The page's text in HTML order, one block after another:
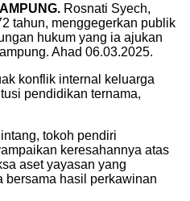
Rosnati Syech,
tahun, menggegerkan publik
hukum yang ia ajukan
Ahad 06.03.2025.
konflik internal keluarga
pendidikan ternama,
tokoh pendiri
keresahannya atas
aset yayasan yang
bersama hasil perkawinan